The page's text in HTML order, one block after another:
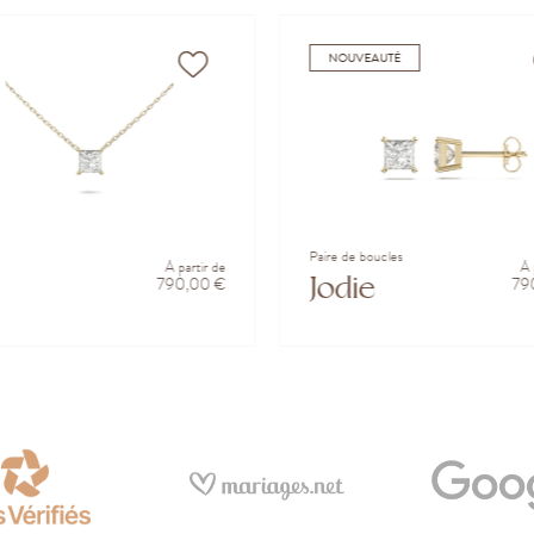
À partir de
790,00 €
NOUVEAUTÉ
Paire de boucles
Jodie
À